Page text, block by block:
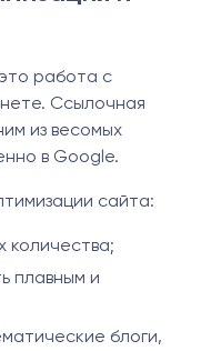
работа с
Ссылочная
из весомых
в Google.
сайта:
количества;
плавным и
блоги,